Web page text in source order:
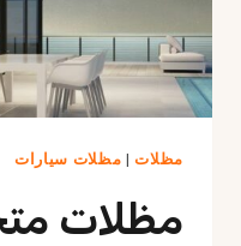
مظلات| مظلات سيارات
مظلات